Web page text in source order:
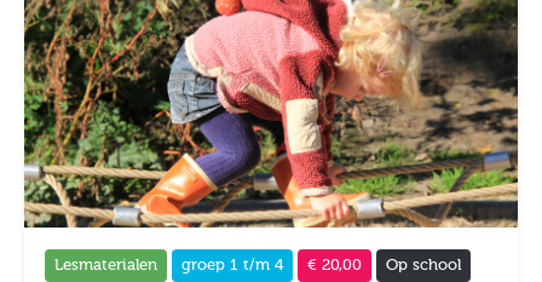
Lesmaterialen groep 1 t/m 4 € 20,00 Op school